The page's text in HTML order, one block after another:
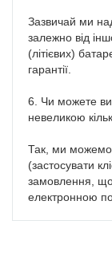
Зазвичай ми
залежно від
(літієвих)
гарантії.
6. Чи можете ви
невеликою
Так, ми можемо
(застосувати
замовлення,
електронною